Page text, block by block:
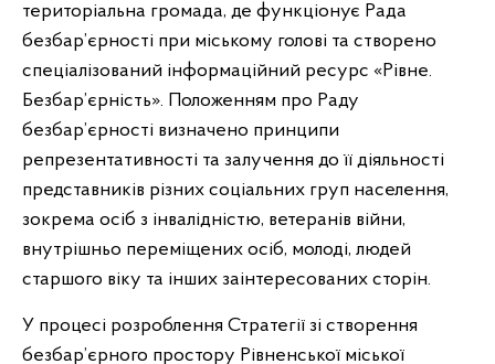
територіальна громада, де функціонує Рада
безбар’єрності при міському голові та створено
спеціалізований інформаційний ресурс «Рівне.
Безбар’єрність». Положенням про Раду
безбар’єрності визначено принципи
репрезентативності та залучення до її діяльності
представників різних соціальних груп населення,
зокрема осіб з інвалідністю, ветеранів війни,
внутрішньо переміщених осіб, молоді, людей
старшого віку та інших заінтересованих сторін.
У процесі розроблення Стратегії зі створення
безбар’єрного простору Рівненської міської